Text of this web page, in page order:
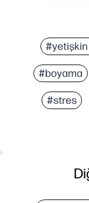
#boyama
#stres